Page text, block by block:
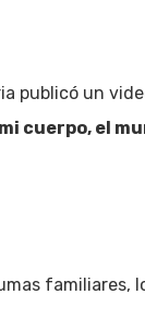
publicó un
cuerpo, el
familiares,